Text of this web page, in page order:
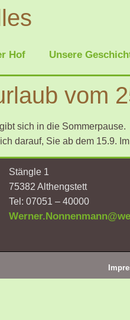
Hof Unsere
vom
sich in die Sommerpause.
darauf, Sie ab dem 15.9.
Stängle 1
75382 Althengstett
Tel: 07051 – 40000